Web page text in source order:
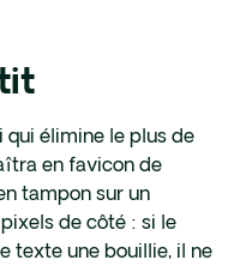
qui élimine le plus de
en favicon de
tampon sur un
de côté : si le
texte une bouillie, il ne